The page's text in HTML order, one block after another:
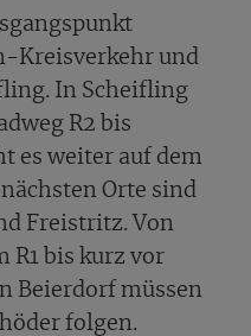
Kreisverkehr und
In Scheifling
R2 bis
es weiter auf dem
Orte sind
Freistritz. Von
R1 bis kurz vor
Beierdorf müssen
folgen.